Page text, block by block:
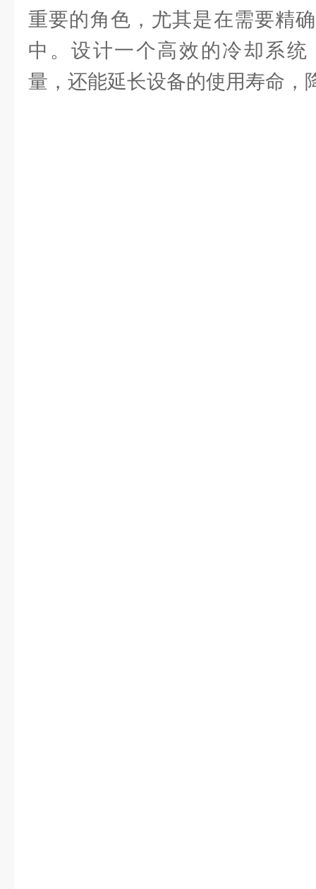
重要的角色，尤其是在需要精
中。设计一个高效的冷却系
量，还能延长设备的使用寿命，